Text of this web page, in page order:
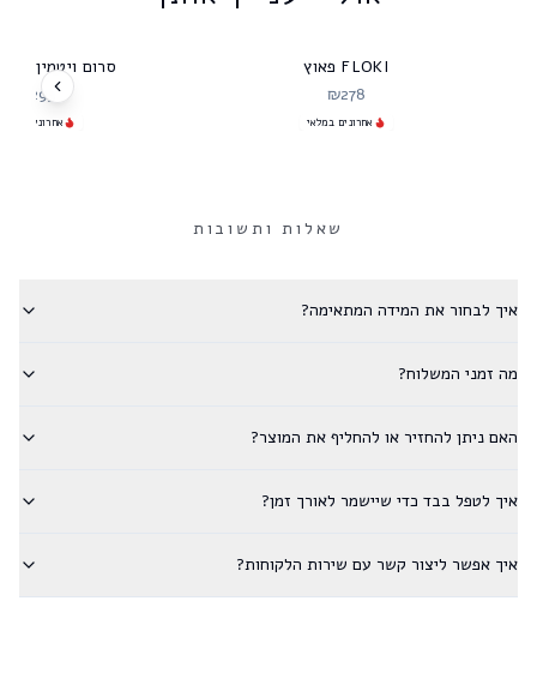
FLOKI פאוץ
₪278
אחרונים במלאי
סרום ויטמין C מרקחתא
295
אחרונים
שאלות ותשובות
איך לבחור את המידה המתאימה?
מה זמני המשלוח?
האם ניתן להחזיר או להחליף את המוצר?
איך לטפל בבד כדי שיישמר לאורך זמן?
איך אפשר ליצור קשר עם שירות הלקוחות?